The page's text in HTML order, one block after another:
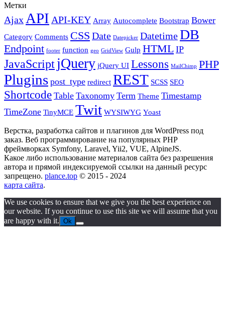
Метки
Ajax API API-KEY Array Autocomplete Bootstrap Bower
Category Comments CSS Date Datepicker DatetimeDB
Endpoint footer function geo GridView Gulp HTML IP
JavaScriptjQuery jQuery UI Lessons MailChimp PHP
Plugins post_type redirect REST SCSS SEO
Shortcode Table Taxonomy Term Theme Timestamp
TimeZone TinyMCE Twit WYSIWYG Yoast
Верстка, разработка сайтов и плагинов для WordPress под
заказ. Веб программирование на популярных PHP
фреймворках Symfony, Laravel, Yii2, VUE, AlpineJS.
Какое либо использование материалов сайта без разрешения
автора и прямой индексируемой ссылки на данный ресурс
запрещено. plance.top © 2015 - 2024
карта сайта.
We use cookies to ensure that we give you the best experience on
our website. If you continue to use this site we will assume that you
are happy with it. Ok